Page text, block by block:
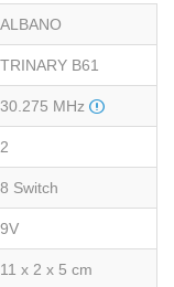
ALBANO
TRINARY B61
30.275 MHz
2
8 Switch
9V
11 x 2 x 5 cm